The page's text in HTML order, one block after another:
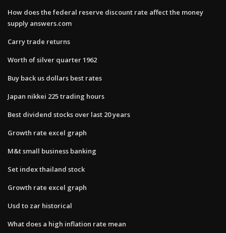
How does the federal reserve discount rate affect the money
supply answers.com
Carry trade returns
Worth of silver quarter 1962
Buy back us dollars best rates
Japan nikkei 225 trading hours
Best dividend stocks over last 20 years
Growth rate excel graph
M&t small business banking
Set index thailand stock
Growth rate excel graph
Usd to zar historical
What does a high inflation rate mean